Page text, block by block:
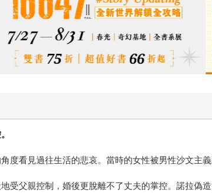
度看見過往生活的悲哀。當時的女性被男性沙文主
受父親控制，婚後更脫離不了丈夫的掌控。諾拉偽